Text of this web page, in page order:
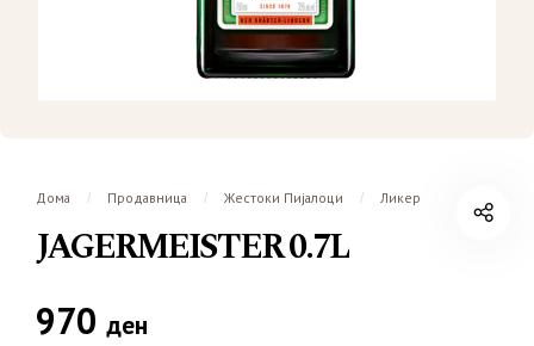
Дома / Продавница / Жестоки Пијалоци / Ликер
JAGERMEISTER 0.7L
970 ден